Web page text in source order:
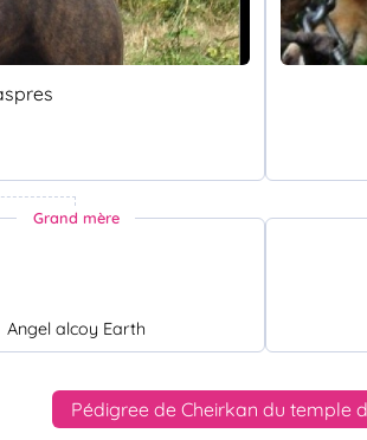
Grand mère
Angel alcoy Earth
Pédigree de Cheirkan du temple